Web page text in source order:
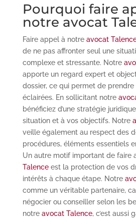
Pourquoi faire
notre avocat
Faire appel à notre avocat
de ne pas affronter seul une
complexe et stressante. Notre
apporte un regard expert et
dossier, ce qui permet de prendre
éclairées. En sollicitant notre
bénéficiez d’une stratégie
situation et à vos objectifs. Notre
veille également au respect des
procédures, éléments essentiels
Un autre motif important de faire
Talenceest la protection de vos
intérêts à chaque étape. Notre
comme un véritable partenaire,
négocier ou conseiller selon les
notre avocat Talence, c’est aussi